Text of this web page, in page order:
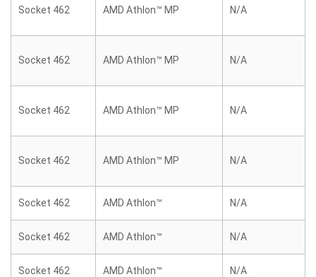
Socket 462 AMD Athlon™ MP N/A
Socket 462 AMD Athlon™ MP N/A
Socket 462 AMD Athlon™ MP N/A
Socket 462 AMD Athlon™ MP N/A
Socket 462 AMD Athlon™ N/A
Socket 462 AMD Athlon™ N/A
Socket 462 AMD Athlon™ N/A